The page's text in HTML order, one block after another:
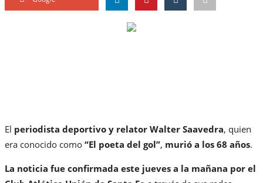
El periodista deportivo y relator Walter Saavedra, quien
era conocido como “El poeta del gol”, murió a los 68 años.
La noticia fue confirmada este jueves a la mañana por el